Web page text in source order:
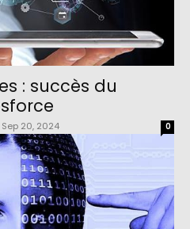
: succès du
Sep 20, 2024 0